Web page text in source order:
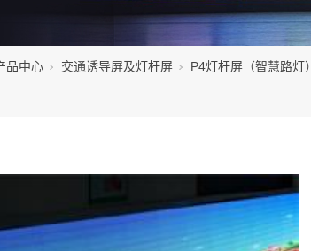
品中心 交通诱导屏及灯杆屏 P4灯杆屏（智慧路灯）